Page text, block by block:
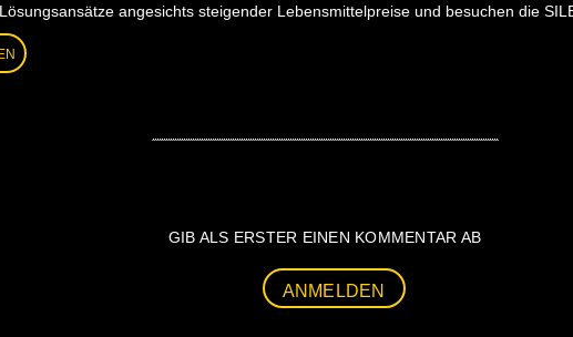
angesichts steigender Lebensmittelpreise und besuchen die
GIB ALS ERSTER EINEN KOMMENTAR AB
ANMELDEN